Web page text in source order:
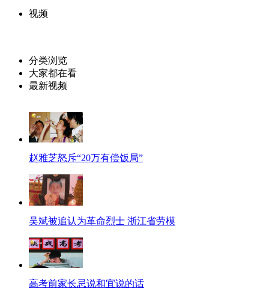
视频
分类浏览
大家都在看
最新视频
赵雅芝怒斥“20万有偿饭局”
吴斌被追认为革命烈士 浙江省劳模
高考前家长忌说和宜说的话